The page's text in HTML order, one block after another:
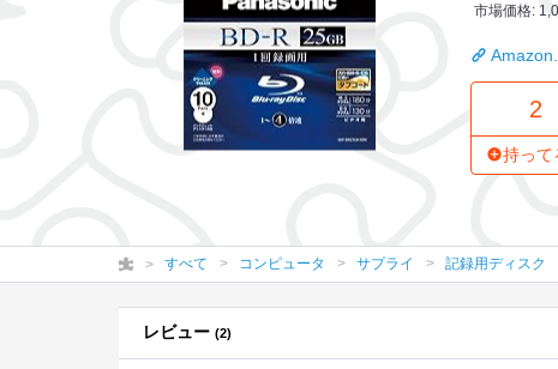
市場価格:
2
持って
すべて コンピュータ サプライ 記録用ディスク
レビュー (2)